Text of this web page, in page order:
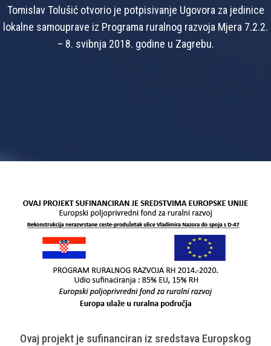
Tomislav Tolušić otvorio je potpisivanje Ugovora za jedinice
lokalne samouprave iz Programa ruralnog razvoja Mjera 7.2.2.
– 8. svibnja 2018. godine u Zagrebu.
Ovaj projekt je sufinanciran iz sredstava Europskog